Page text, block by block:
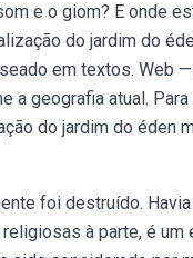
e o giom? E onde
do jardim do
em textos. Web
a geografia atual.
do jardim do éden
foi destruído.
à parte, é